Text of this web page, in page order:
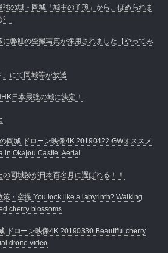
の城・岡城「城主の子孫」から、ほめられま
…
に弊社の空撮写真が採用されました【やってみ
にて岡城等が放送
日本最強の城に決定！
岡城 ドローン映像4K 20190422 GWオススメ
in Okajou Castle. Aerial
の岡城跡が日本百名月に選ばれる！！
策・空撮 You look like a labyrinth? Walking
cherry blossoms
ドローン映像4K 20190330 Beautiful cherry
drone video